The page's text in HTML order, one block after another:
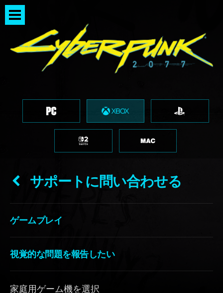
サポートに問い合わせる
ゲームプレイ
視覚的な問題を報告したい
家庭用ゲーム機を選択